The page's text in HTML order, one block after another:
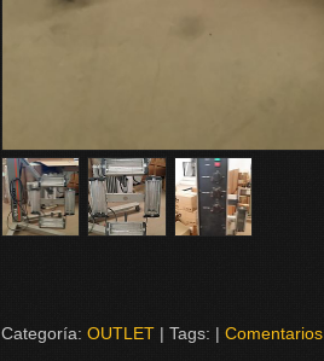
Categoría: OUTLET| Tags: | Comentarios